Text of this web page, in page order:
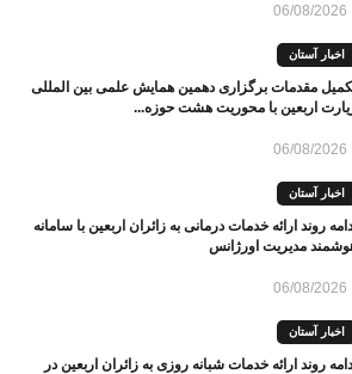
06/08/2026
اخبار آستان
مقدمات برگزاری دهمین همایش علمی بین المللی
اربعین با محوریت هشت حوزه...
06/08/2026
اخبار آستان
روند ارائه خدمات درمانی به زائران اربعین با سامانه
مدیریت اورژانس
06/08/2026
اخبار آستان
روند ارائه خدمات شبانه روزی به زائران اربعین در